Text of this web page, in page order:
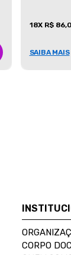
18X R$
SAIBA MAIS
CORPO